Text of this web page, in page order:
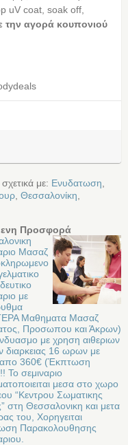
uV coat, soak off,
την αγορά κουπονιού
με: Ενυδατωση,
, Θεσσαλονίκη,
Προσφορά
Μασαζ
με
Μαθηματα Μασαζ
Προσωπου και Άκρων)
με χρηση αιθεριων
διαρκειας 16 ωρων με
360€ (Έκπτωση
Το σεμιναριο
μεσα στο χωρο
“Κεντρου Σωματικης
στη Θεσσαλονικη και μετα
του, Χορηγειται
Παρακολουθησης